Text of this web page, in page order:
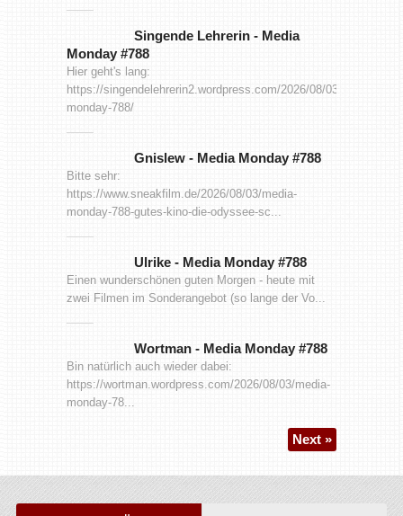
Singende Lehrerin - Media
Monday #788
Hier geht's lang:
https://singendelehrerin2.wordpress.com/2026/08/03/media-
monday-788/
Gnislew - Media Monday #788
Bitte sehr:
https://www.sneakfilm.de/2026/08/03/media-
monday-788-gutes-kino-die-odyssee-sc...
Ulrike - Media Monday #788
Einen wunderschönen guten Morgen - heute mit
zwei Filmen im Sonderangebot (so lange der Vo...
Wortman - Media Monday #788
Bin natürlich auch wieder dabei:
https://wortman.wordpress.com/2026/08/03/media-
monday-78...
Next »